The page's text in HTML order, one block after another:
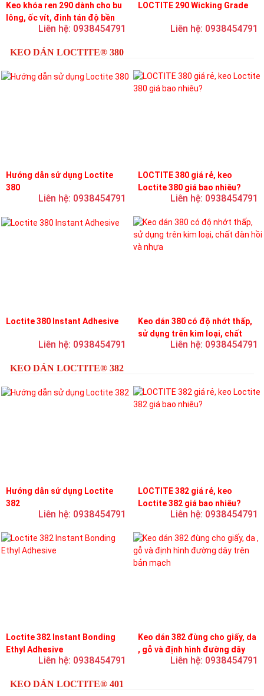
Keo khóa ren 290 dành cho bu
lông, ốc vít, đinh tán độ bền
trung bình, độ nhớt thấp
Liên hệ: 0938454791
LOCTITE 290 Wicking Grade
Liên hệ: 0938454791
KEO DÁN LOCTITE® 380
Hướng dẫn sử dụng Loctite
380
Liên hệ: 0938454791
LOCTITE 380 giá rẻ, keo
Loctite 380 giá bao nhiêu?
Liên hệ: 0938454791
Loctite 380 Instant Adhesive
Liên hệ: 0938454791
Keo dán 380 có độ nhớt thấp,
sử dụng trên kim loại, chất
đàn hồi và nhựaLiên hệ: 0938454791
KEO DÁN LOCTITE® 382
Hướng dẫn sử dụng Loctite
382
Liên hệ: 0938454791
LOCTITE 382 giá rẻ, keo
Loctite 382 giá bao nhiêu?
Liên hệ: 0938454791
Loctite 382 Instant Bonding
Ethyl Adhesive
Liên hệ: 0938454791
Keo dán 382 đùng cho giấy, da
, gỗ và định hình đường dây
trên bản mạchLiên hệ: 0938454791
KEO DÁN LOCTITE® 401